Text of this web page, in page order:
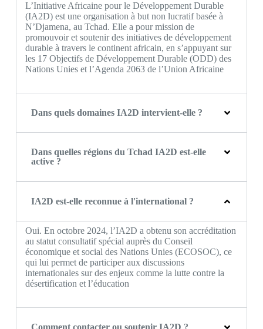
L’Initiative Africaine pour le Développement Durable
(IA2D) est une organisation à but non lucratif basée à
N’Djamena, au Tchad. Elle a pour mission de
promouvoir et soutenir des initiatives de développement
durable à travers le continent africain, en s’appuyant sur
les 17 Objectifs de Développement Durable (ODD) des
Nations Unies et l’Agenda 2063 de l’Union Africaine
Dans quels domaines IA2D intervient-elle ?
Dans quelles régions du Tchad IA2D est-elle
active ?
IA2D est-elle reconnue à l'international ?
Oui. En octobre 2024, l’IA2D a obtenu son accréditation
au statut consultatif spécial auprès du Conseil
économique et social des Nations Unies (ECOSOC), ce
qui lui permet de participer aux discussions
internationales sur des enjeux comme la lutte contre la
désertification et l’éducation